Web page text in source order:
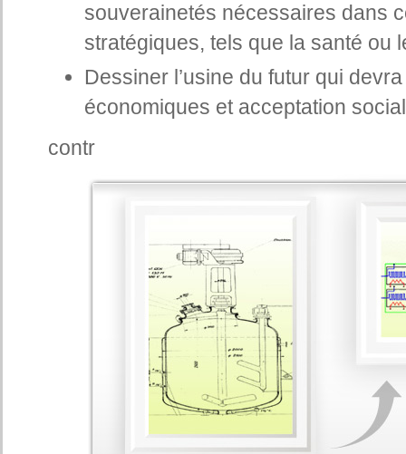
souverainetés nécessaires dans
stratégiques, tels que la santé ou
Dessiner l’usine du futur qui
économiques et acceptation
contr